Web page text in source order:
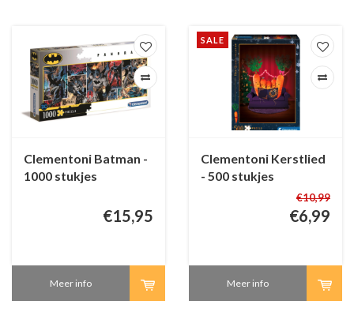
Clementoni Batman -
1000 stukjes
€15,95
Meer info
SALE
Clementoni Kerstlied
- 500 stukjes
€10,99
€6,99
Meer info